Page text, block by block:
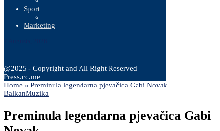
Sport
Marketing
@2025 - Copyright and All Right Reserved
Press.co.me
Home » Preminula legendarna pjevačica Gabi Novak
BalkanMuzika
Preminula legendarna pjevačica Gabi